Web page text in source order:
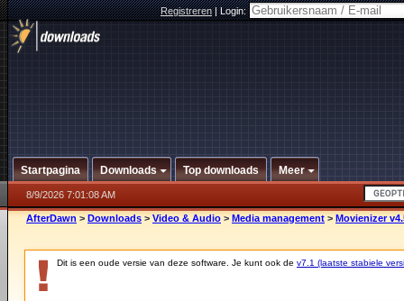
Registreren|Login:
Startpagina Downloads Top downloads Meer
8/9/2026 7:01:08 AM
AfterDawn > Downloads > Video & Audio > Media management > Movienizer
Dit is een oude versie van deze software. Je kunt ook de v7.1 (laatste stabiele